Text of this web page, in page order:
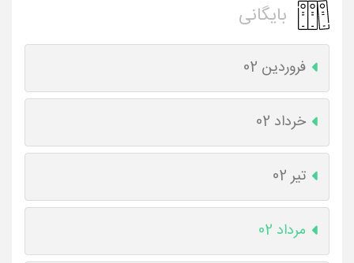
بایگانی
فروردین 02
خرداد 02
تیر 02
مرداد 02